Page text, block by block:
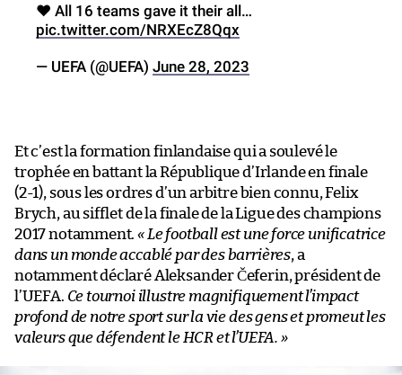
❤️ All 16 teams gave it their all…
pic.twitter.com/NRXEcZ8Qqx
— UEFA (@UEFA) June 28, 2023
Et c’est la formation finlandaise qui a soulevé le
trophée en battant la République d’Irlande en finale
(2-1), sous les ordres d’un arbitre bien connu, Felix
Brych, au sifflet de la finale de la Ligue des champions
2017 notamment.« Le football est une force unificatrice
dans un monde accablé par des barrières, a
notamment déclaré Aleksander Čeferin, président de
l’UEFA. Ce tournoi illustre magnifiquement l’impact
profond de notre sport sur la vie des gens et promeut les
valeurs que défendent le HCR et l’UEFA. »